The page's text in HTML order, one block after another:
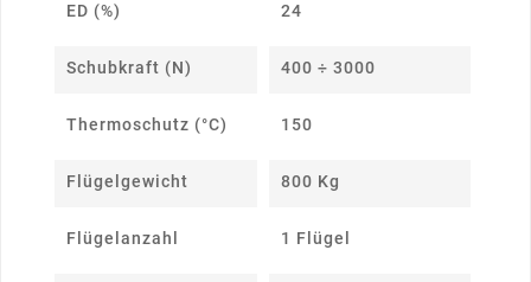
ED (%) 24
Schubkraft (N) 400 ÷ 3000
Thermoschutz (°C) 150
Flügelgewicht 800 Kg
Flügelanzahl 1 Flügel